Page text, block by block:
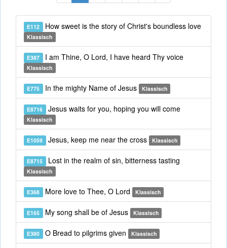
E112 How sweet is the story of Christ's boundless love
Klassisch
E387 I am Thine, O Lord, I have heard Thy voice
Klassisch
E775 In the mighty Name of Jesus Klassisch
E8716 Jesus waits for you, hoping you will come
Klassisch
E1059 Jesus, keep me near the cross Klassisch
E8715 Lost in the realm of sin, bitterness tasting
Klassisch
E368 More love to Thee, O Lord Klassisch
E165 My song shall be of Jesus Klassisch
E380 O Bread to pilgrims given Klassisch